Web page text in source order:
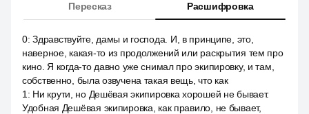
Пересказ Расшифровка
0:Здравствуйте, дамы и господа. И, в принципе, это,
наверное, какая-то из продолжений или раскрытия тем про
кино. Я когда-то давно уже снимал про экипировку, и там,
собственно, была озвучена такая вещь, что как
1 : Ни крути, но Дешёвая экипировка хорошей не бывает.
Удобная Дешёвая экипировка, как правило, не бывает,